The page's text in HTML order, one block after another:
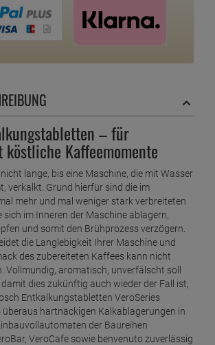
– für
Kaffeemomente
lange, bis eine Maschine, die mit Wasser
verkalkt. Grund hierfür sind die im
mehr und mal weniger stark verbreiteten
sich im Inneren der Maschine ablagern,
und somit den Brühprozess verzögern.
die Langlebigkeit Ihrer Maschine und
des zubereiteten Kaffees kann nicht
Vollmundig, aromatisch, unverfälscht soll
dies zukünftig auch wieder der Fall ist,
Entkalkungstabletten VeroSeries
überaus hartnäckigen Kalkablagerungen in
der Baureihen
VeroCafe sowie benvenuto zuverlässig